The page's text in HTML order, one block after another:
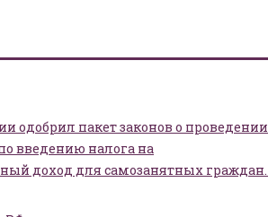
одобрил пакет законов о проведении
введению налога на
доход для самозанятных граждан.